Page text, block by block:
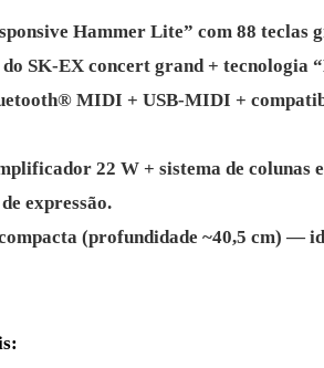
Hammer Lite” com 88 teclas
SK-EX concert grand + tecnologia
MIDI + USB-MIDI +
22 W + sistema de
expressão.
(profundidade ~40,5 cm) —